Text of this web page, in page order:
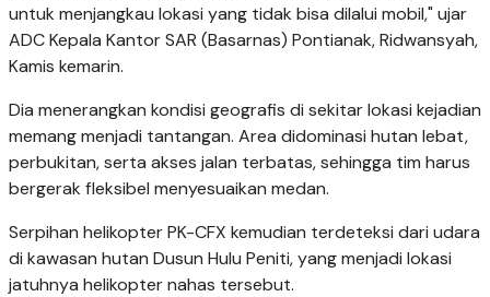
untuk menjangkau lokasi yang tidak bisa dilalui mobil," ujar
ADC Kepala Kantor SAR (Basarnas) Pontianak, Ridwansyah,
Kamis kemarin.
Dia menerangkan kondisi geografis di sekitar lokasi kejadian
memang menjadi tantangan. Area didominasi hutan lebat,
perbukitan, serta akses jalan terbatas, sehingga tim harus
bergerak fleksibel menyesuaikan medan.
Serpihan helikopter PK-CFX kemudian terdeteksi dari udara
di kawasan hutan Dusun Hulu Peniti, yang menjadi lokasi
jatuhnya helikopter nahas tersebut.